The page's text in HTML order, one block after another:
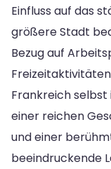
Einfluss auf das
größere Stadt
Bezug auf
Frankreich selbst
einer reichen
und einer
beeindruckende